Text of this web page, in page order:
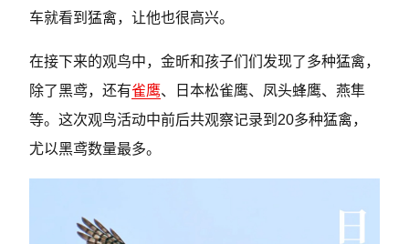
车就看到猛禽，让他也很高兴。
在接下来的观鸟中，金昕和孩子们们发现了多种猛禽，
除了黑鸢，还有雀鹰、日本松雀鹰、凤头蜂鹰、燕隼
等。这次观鸟活动中前后共观察记录到20多种猛禽，
尤以黑鸢数量最多。